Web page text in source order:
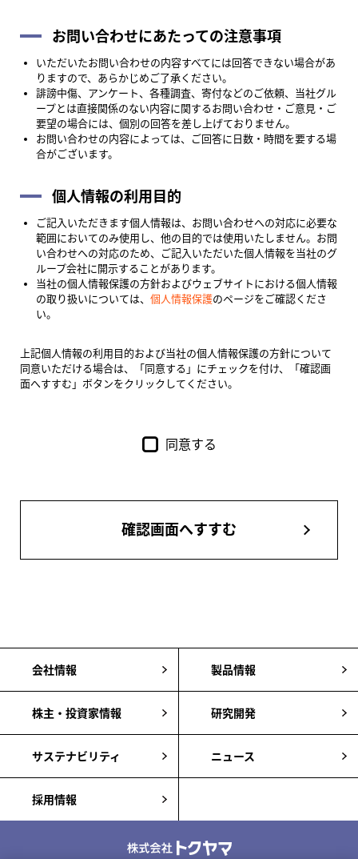
お問い合わせにあたっての注意事項
いただいたお問い合わせの内容すべてには回答できない場合があ
りますので、あらかじめご了承ください。
誹謗中傷、アンケート、各種調査、寄付などのご依頼、当社グル
ープとは直接関係のない内容に関するお問い合わせ・ご意見・ご
要望の場合には、個別の回答を差し上げておりません。
お問い合わせの内容によっては、ご回答に日数・時間を要する場
合がございます。
個人情報の利用目的
ご記入いただきます個人情報は、お問い合わせへの対応に必要な
範囲においてのみ使用し、他の目的では使用いたしません。お問
い合わせへの対応のため、ご記入いただいた個人情報を当社のグ
ループ会社に開示することがあります。
当社の個人情報保護の方針およびウェブサイトにおける個人情報
の取り扱いについては、個人情報保護のページをご確認くださ
い。
上記個人情報の利用目的および当社の個人情報保護の方針について
同意いただける場合は、「同意する」にチェックを付け、「確認画
面へすすむ」ボタンをクリックしてください。
同意する
確認画面へすすむ
会社情報 製品情報
株主・投資家情報 研究開発
サステナビリティ ニュース
採用情報